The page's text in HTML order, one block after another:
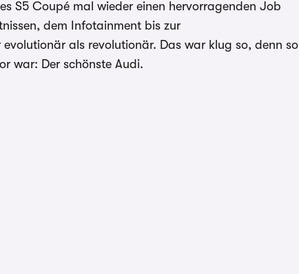
S5 Coupé mal wieder einen hervorragenden Job
dem Infotainment bis zur
als revolutionär. Das war klug so, denn so
war: Der schönste Audi.